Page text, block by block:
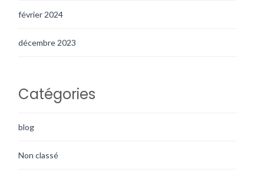
février 2024
décembre 2023
Catégories
blog
Non classé